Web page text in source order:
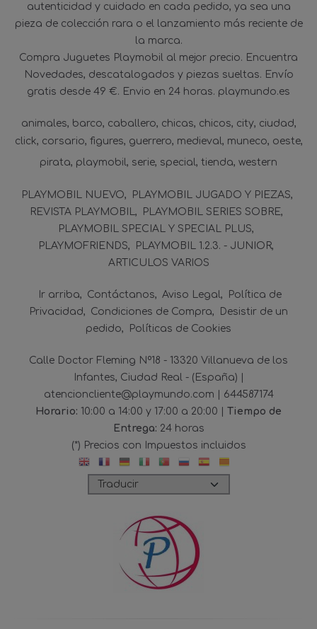
autenticidad y cuidado en cada pedido, ya sea una
pieza de colección rara o el lanzamiento más reciente de
la marca.
Compra Juguetes Playmobil al mejor precio. Encuentra
Novedades, descatalogados y piezas sueltas. Envío
gratis desde 49 €. Envio en 24 horas. playmundo.es
animales barco caballero chicas chicos city ciudad
click corsario figures guerrero medieval muneco oeste
pirata playmobil serie special tienda western
PLAYMOBIL NUEVO
PLAYMOBIL JUGADO Y PIEZAS
REVISTA PLAYMOBIL
PLAYMOBIL SERIES SOBRE
PLAYMOBIL SPECIAL Y SPECIAL PLUS
PLAYMOFRIENDS
PLAYMOBIL 1.2.3. - JUNIOR
ARTICULOS VARIOS
Ir arriba Contáctanos Aviso Legal
Política de
Privacidad
Condiciones de Compra
Desistir de un
pedido
Políticas de Cookies
Calle Doctor Fleming Nº18 - 13320 Villanueva de los
Infantes, Ciudad Real - (España) |
atencioncliente@playmundo.com | 644587174
Horario: 10:00 a 14:00 y 17:00 a 20:00 | Tiempo de
Entrega: 24 horas
(*) Precios con Impuestos incluidos